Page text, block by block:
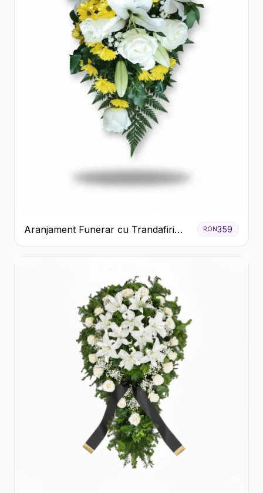
Aranjament Funerar cu Trandafiri
Albi Crizanteme Galbene și Crini
RON359